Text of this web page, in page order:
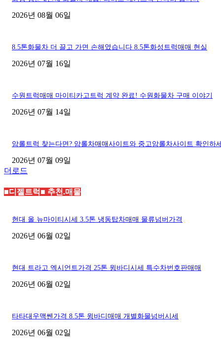
2026년 08월 06일
8.5톤화물차 더 끌고 가면 손해였습니다 8.5톤화성트럭매매 현실
2026년 07월 16일
수원트럭매매 마이티카고트럭 계약 완료! 수원화물차 구매 이야기
2026년 07월 14일
암롤트럭 찾는다면? 암롤차매매사이트와 중고암롤차사이트 확인하
2026년 07월 09일
더로드
■디젤트럭■ 추천.매물
현대 올 뉴마이티시세 3.5톤 냉동탑차매매 물류넘버가격
2026년 06월 02일
현대 트라고 엑시언트가격 25톤 윙바디시세 특수차번호판매매
2026년 06월 02일
타타대우맥쎈가격 8.5톤 윙바디매매 개별화물넘버시세
2026년 06월 02일